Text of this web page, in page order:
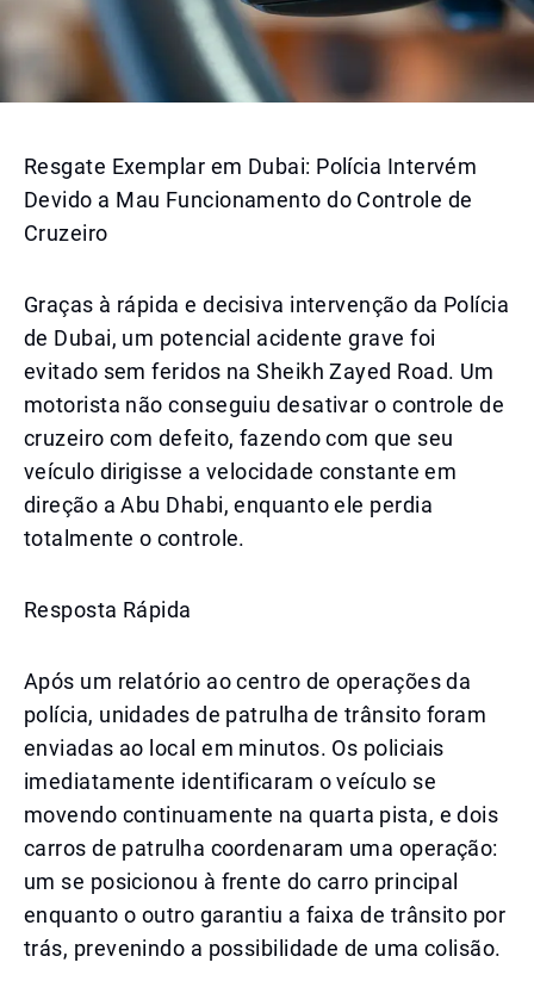
Resgate Exemplar em Dubai: Polícia Intervém
Devido a Mau Funcionamento do Controle de
Cruzeiro
Graças à rápida e decisiva intervenção da Polícia
de Dubai, um potencial acidente grave foi
evitado sem feridos na Sheikh Zayed Road. Um
motorista não conseguiu desativar o controle de
cruzeiro com defeito, fazendo com que seu
veículo dirigisse a velocidade constante em
direção a Abu Dhabi, enquanto ele perdia
totalmente o controle.
Resposta Rápida
Após um relatório ao centro de operações da
polícia, unidades de patrulha de trânsito foram
enviadas ao local em minutos. Os policiais
imediatamente identificaram o veículo se
movendo continuamente na quarta pista, e dois
carros de patrulha coordenaram uma operação:
um se posicionou à frente do carro principal
enquanto o outro garantiu a faixa de trânsito por
trás, prevenindo a possibilidade de uma colisão.